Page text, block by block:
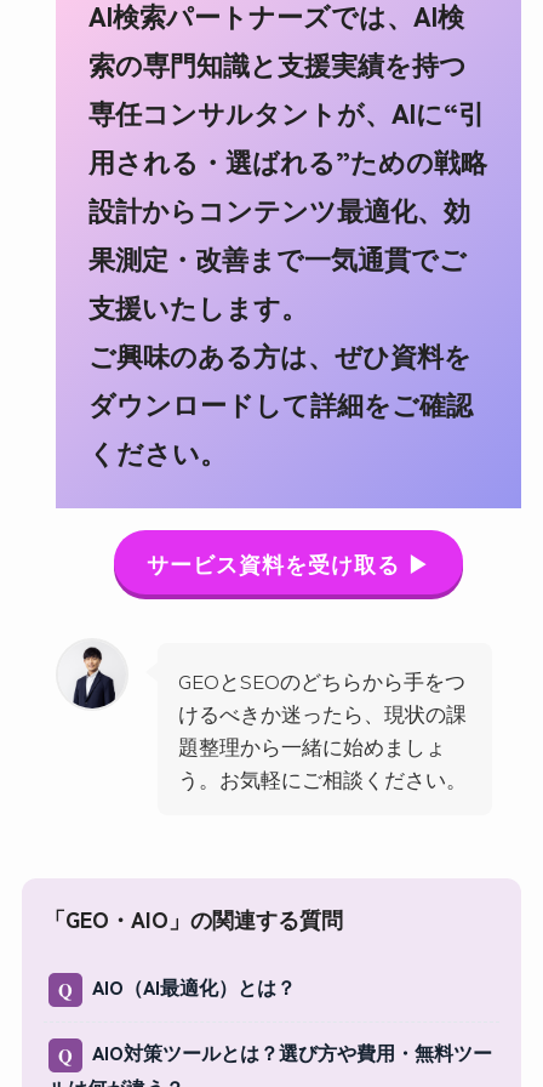
AI検索パートナーズでは、AI検
索の専門知識と支援実績を持つ
専任コンサルタントが、AIに“引
用される・選ばれる”ための戦略
設計からコンテンツ最適化、効
果測定・改善まで一気通貫でご
支援いたします。
ご興味のある方は、ぜひ資料を
ダウンロードして詳細をご確認
ください。
サービス資料を受け取る ▶
GEOとSEOのどちらから手をつ
けるべきか迷ったら、現状の課
題整理から一緒に始めましょ
う。お気軽にご相談ください。
「GEO・AIO」の関連する質問
Q AIO（AI最適化）とは？
Q
AIO対策ツールとは？選び方や費用・無料ツー